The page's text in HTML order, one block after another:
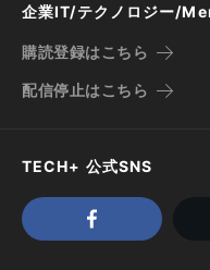
企業IT/テクノロジー/
購読登録はこちら
配信停止はこちら
TECH+ 公式SNS